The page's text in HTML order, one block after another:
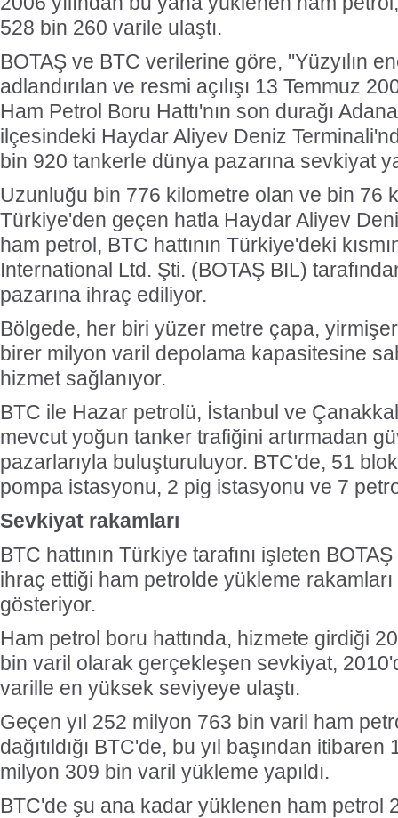
528 bin 260 varile ulaştı.
BOTAŞ ve BTC verilerine göre, "Yüzyılın
adlandırılan ve resmi açılışı 13 Temmuz
Ham Petrol Boru Hattı'nın son durağı
ilçesindeki Haydar Aliyev Deniz
bin 920 tankerle dünya pazarına sevkiyat
Uzunluğu bin 776 kilometre olan ve bin 76
Türkiye'den geçen hatla Haydar Aliyev
ham petrol, BTC hattının Türkiye'deki
International Ltd. Şti. (BOTAŞ BIL)
pazarına ihraç ediliyor.
Bölgede, her biri yüzer metre çapa,
birer milyon varil depolama kapasitesine
hizmet sağlanıyor.
BTC ile Hazar petrolü, İstanbul ve
mevcut yoğun tanker trafiğini artırmadan
pazarlarıyla buluşturuluyor. BTC'de, 51
pompa istasyonu, 2 pig istasyonu ve 7
Sevkiyat rakamları
BTC hattının Türkiye tarafını işleten
ihraç ettiği ham petrolde yükleme
gösteriyor.
Ham petrol boru hattında, hizmete girdiği
bin varil olarak gerçekleşen sevkiyat,
varille en yüksek seviyeye ulaştı.
Geçen yıl 252 milyon 763 bin varil ham
dağıtıldığı BTC'de, bu yıl başından
milyon 309 bin varil yükleme yapıldı.
BTC'de şu ana kadar yüklenen ham petrol